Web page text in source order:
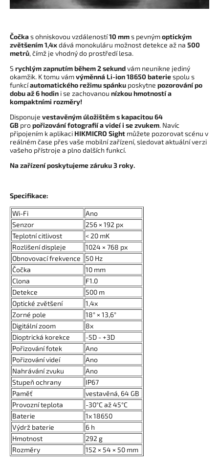
Čočkas ohniskovou vzdáleností10 mms pevnýmoptickým
zvětšením 1,4xdává monokuláru možnost detekce až na 500
metrů,čímž je vhodný do prostředí lesa.
Srychlým zapnutím během 2 sekundvám neunikne jediný
okamžik. K tomu vámvýměnná Li-ion 18650 bateriespolu s
funkcíautomatického režimu spánku poskytne pozorování po
dobu až 6 hodin i se zachovanou nízkou hmotností a
kompaktními rozměry!
Disponuje vestavěnýmúložištěm s kapacitou 64
GB propořizování fotografií a videí i se zvukem. Navíc
připojením k aplikaci HIKMICRO Sight můžete pozorovat scénu v
reálném čase přes vaše mobilní zařízení, sledovat aktuální verzi
vašeho přístroje a plno dalších funkcí.
Na zařízení poskytujeme záruku 3 roky.
Specifikace:
Wi-Fi
Ano
Senzor
256 × 192 px
Teplotní citlivost
< 20 mK
Rozlišení displeje
1024 × 768 px
Obnovovací frekvence
50 Hz
Čočka
10 mm
Clona
F1.0
Detekce
500 m
Optické zvětšení
1,4x
Zorné pole
18° × 13,6°
Digitální zoom
8x
Dioptrická korekce
-5D - +3D
Pořizování fotek
Ano
Pořizování videí
Ano
Nahrávání zvuku
Ano
Stupeň ochrany
IP67
Paměť
vestavěná, 64 GB
Provozní teplota
-30°C až 45°C
Baterie
1x 18650
Výdrž baterie
6 h
Hmotnost
292 g
Rozměry
152 × 54 × 50 mm